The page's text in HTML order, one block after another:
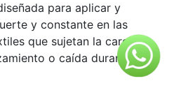
para aplicar y
y constante en las
que sujetan la carga,
o caída durante el